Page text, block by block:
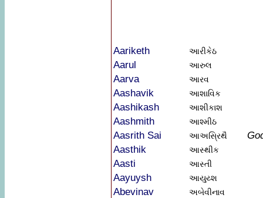
Aariketh આરીકેઠ
Aarul આરુલ
Aarva આરવ
Aashavik આશાવિક
Aashikash આશીકાશ
Aashmith આશ્મીઠ
Aasrith Sai આઅસ્રિથૈ
Aasthik
આસ્થીક
Aasti આસ્તી
Aayuysh આયુય્શ
Abevinav અબેવીનાવ